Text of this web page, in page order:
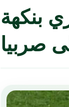
بنكهة
صربيا